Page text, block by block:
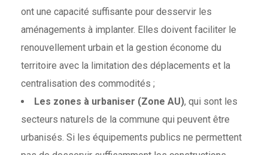
ont une capacité suffisante pour desservir les
aménagements à implanter. Elles doivent faciliter le
renouvellement urbain et la gestion économe du
territoire avec la limitation des déplacements et la
centralisation des commodités ;
Les zones à urbaniser (Zone AU), qui sont les
secteurs naturels de la commune qui peuvent être
urbanisés. Si les équipements publics ne permettent